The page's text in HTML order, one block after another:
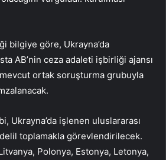
bilgiye göre, Ukrayna’da
AB’nin ceza adaleti işbirliği ajansı
ortak soruşturma grubuyla
Ukrayna’da işlenen uluslararası
delil toplamakla görevlendirilecek.
Polonya, Estonya, Letonya,